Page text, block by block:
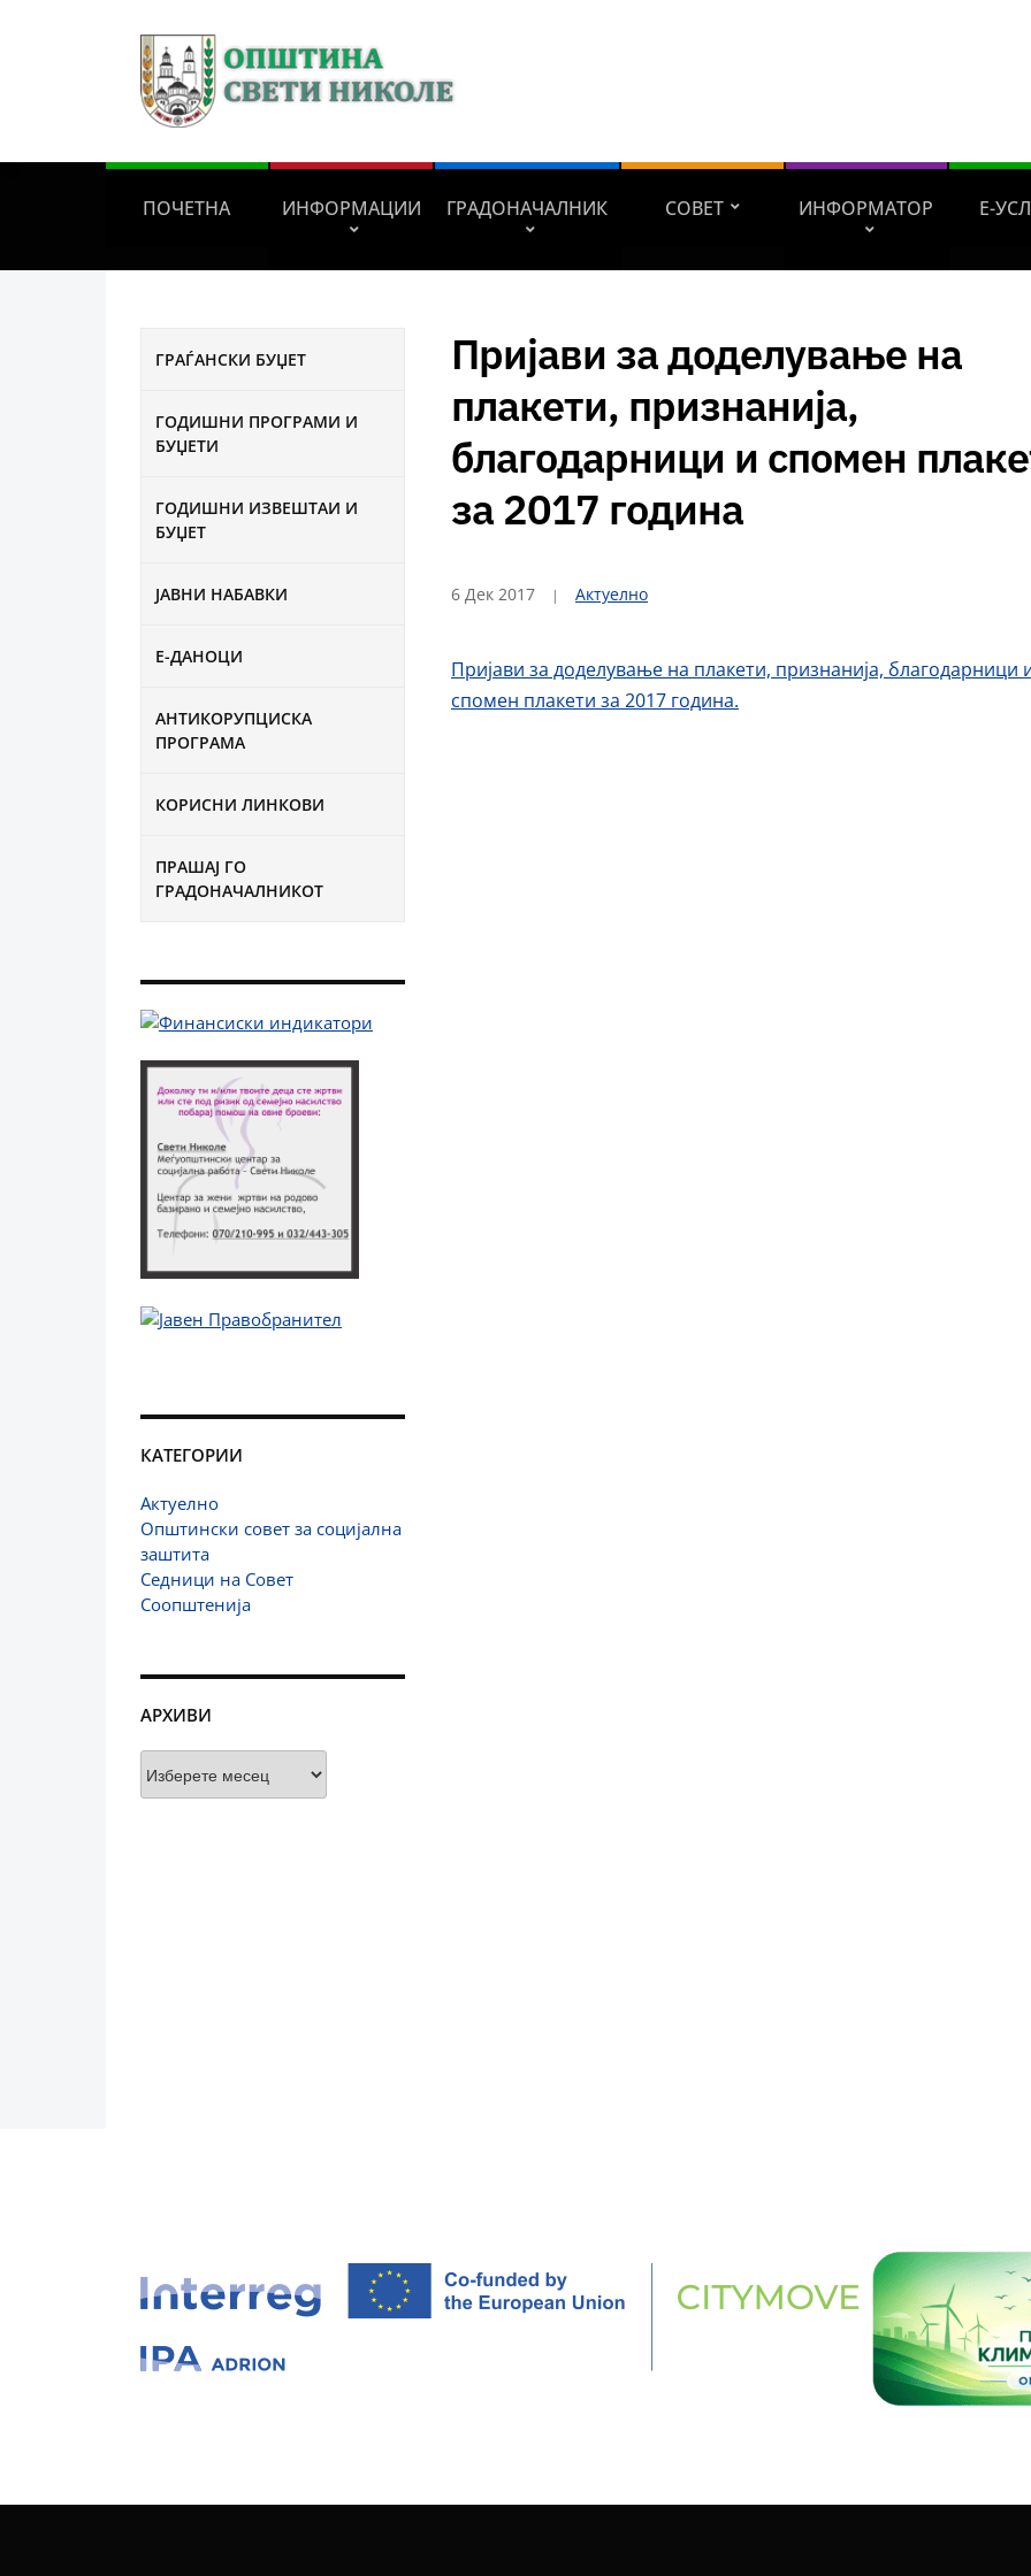
ПОЧЕТНА ИНФОРМАЦИИ ГРАДОНАЧАЛНИК СОВЕТ ИНФОРМАТОР Е-
ГРАЃАНСКИ БУЏЕТ
ГОДИШНИ ПРОГРАМИ И
БУЏЕТИ
ГОДИШНИ ИЗВЕШТАИ И
БУЏЕТ
ЈАВНИ НАБАВКИ
Е-ДАНОЦИ
АНТИКОРУПЦИСКА
ПРОГРАМА
КОРИСНИ ЛИНКОВИ
ПРАШАЈ ГО
ГРАДОНАЧАЛНИКОТ
КАТЕГОРИИ
Актуелно
Општински совет за социјална
заштита
Седници на Совет
Соопштенија
АРХИВИ
Пријави за доделување на
плакети, признанија,
благодарници и спомен
за 2017 година
6 Дек 2017 Актуелно
Пријави за доделување на плакети, признанија, благодарници
спомен плакети за 2017 година.